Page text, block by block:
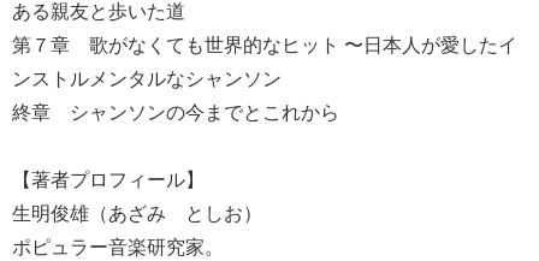
ある親友と歩いた道
第７章 歌がなくても世界的なヒット 〜日本人が愛したイ
ンストルメンタルなシャンソン
終章 シャンソンの今までとこれから
【著者プロフィール】
生明俊雄（あざみ としお）
ポピュラー音楽研究家。